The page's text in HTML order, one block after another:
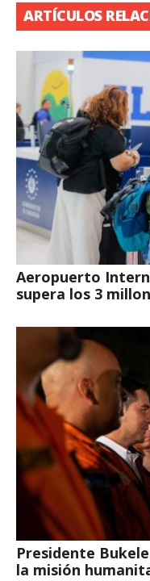
ARTÍCULOS
Aeropuerto
supera los 3
Presidente
la misión